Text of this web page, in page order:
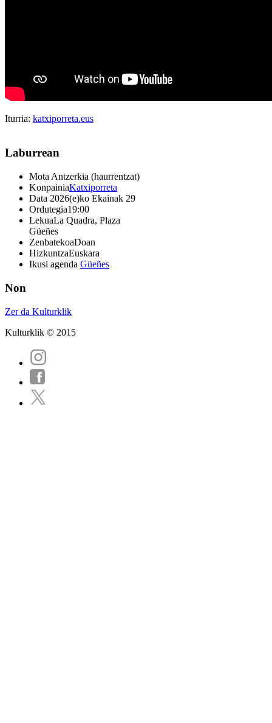
Iturria: katxiporreta.eus
Laburrean
Mota Antzerkia (haurrentzat)
KonpainiaKatxiporreta
Data 2026(e)ko Ekainak 29
Ordutegia19:00
LekuaLa Quadra, Plaza
Güeñes
ZenbatekoaDoan
HizkuntzaEuskara
Ikusi agenda Güeñes
Non
Zer da Kulturklik
Kulturklik © 2015